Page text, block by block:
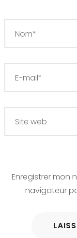
Enregistrer mon
navigateur